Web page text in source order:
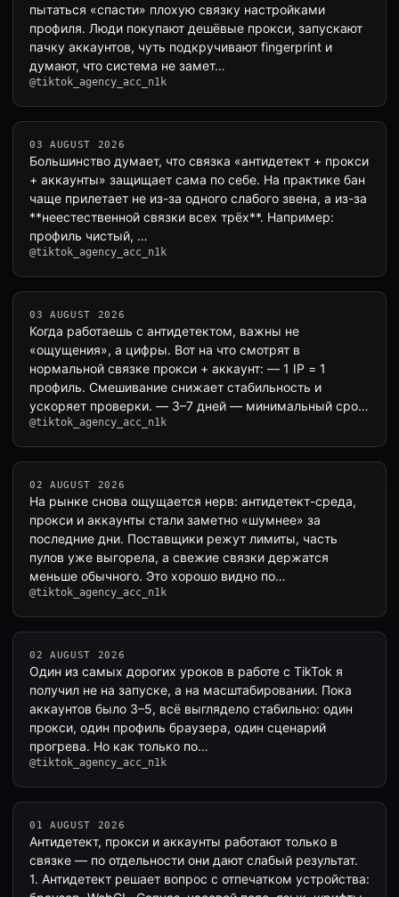
пытаться «спасти» плохую связку настройками
профиля. Люди покупают дешёвые прокси, запускают
пачку аккаунтов, чуть подкручивают fingerprint и
думают, что система не замет…
@tiktok_agency_acc_n1k
03 AUGUST 2026
Большинство думает, что связка «антидетект + прокси
+ аккаунты» защищает сама по себе. На практике бан
чаще прилетает не из-за одного слабого звена, а из-за
**неестественной связки всех трёх**. Например:
профиль чистый, …
@tiktok_agency_acc_n1k
03 AUGUST 2026
Когда работаешь с антидетектом, важны не
«ощущения», а цифры. Вот на что смотрят в
нормальной связке прокси + аккаунт: — 1 IP = 1
профиль. Смешивание снижает стабильность и
ускоряет проверки. — 3–7 дней — минимальный сро…
@tiktok_agency_acc_n1k
02 AUGUST 2026
На рынке снова ощущается нерв: антидетект-среда,
прокси и аккаунты стали заметно «шумнее» за
последние дни. Поставщики режут лимиты, часть
пулов уже выгорела, а свежие связки держатся
меньше обычного. Это хорошо видно по…
@tiktok_agency_acc_n1k
02 AUGUST 2026
Один из самых дорогих уроков в работе с TikTok я
получил не на запуске, а на масштабировании. Пока
аккаунтов было 3–5, всё выглядело стабильно: один
прокси, один профиль браузера, один сценарий
прогрева. Но как только по…
@tiktok_agency_acc_n1k
01 AUGUST 2026
Антидетект, прокси и аккаунты работают только в
связке — по отдельности они дают слабый результат.
1. Антидетект решает вопрос с отпечатком устройства: